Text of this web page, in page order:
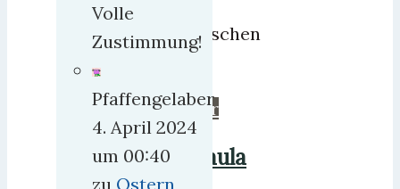
Menschen
mehr
Paula
Volle
Zustimmung!
Pfaffengelaber
4. April 2024
um 00:40
zu Ostern